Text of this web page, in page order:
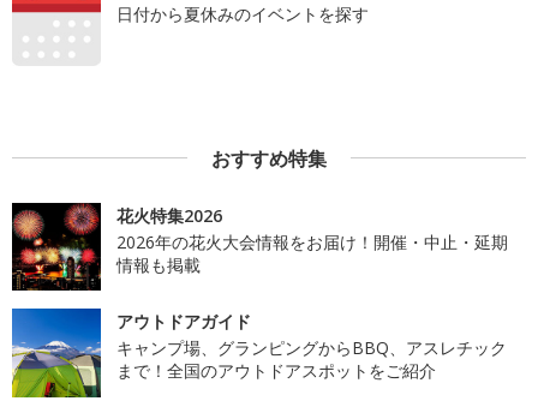
日付から夏休みのイベントを探す
おすすめ特集
花火特集2026
2026年の花火大会情報をお届け！開催・中止・延期
情報も掲載
アウトドアガイド
キャンプ場、グランピングからBBQ、アスレチック
まで！全国のアウトドアスポットをご紹介